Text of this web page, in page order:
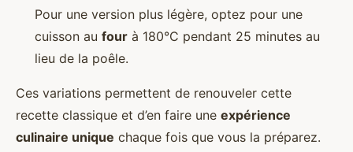
Pour une version plus légère, optez pour une
cuisson au four à 180°C pendant 25 minutes au
lieu de la poêle.
Ces variations permettent de renouveler cette
recette classique et d’en faire une expérience
culinaire unique chaque fois que vous la préparez.